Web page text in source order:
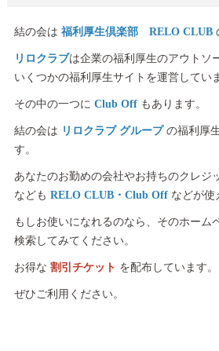
結の会は 福利厚生倶楽部 RELO CLUB
リロクラブは企業の福利厚生のアウトソ
いくつかの福利厚生サイトを運営してい
その中の一つに Club Offもあります。
結の会は リロクラブ グループ の福利厚
す。
あなたのお勤めの会社やお持ちのクレジ
なども RELO CLUB・Club Offなどが使
もしお使いになれるのなら、そのホーム
検索してみてください。
お得な 割引チケット を配布しています。
ぜひご利用ください。